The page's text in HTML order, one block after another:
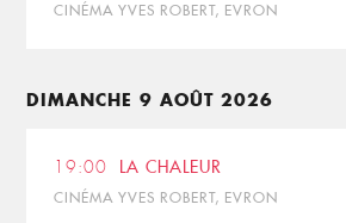
CINÉMA YVES ROBERT, EVRON
DIMANCHE 9 AOÛT 2026
19:00 LA CHALEUR
CINÉMA YVES ROBERT, EVRON